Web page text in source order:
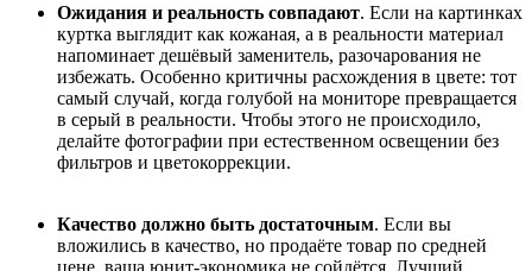
Ожидания и реальность совпадают. Если на картинках
куртка выглядит как кожаная, а в реальности материал
напоминает дешёвый заменитель, разочарования не
избежать. Особенно критичны расхождения в цвете: тот
самый случай, когда голубой на мониторе превращается
в серый в реальности. Чтобы этого не происходило,
делайте фотографии при естественном освещении без
фильтров и цветокоррекции.
Качество должно быть достаточным. Если вы
вложились в качество, но продаёте товар по средней
цене, ваша юнит-экономика не сойдётся. Лучший